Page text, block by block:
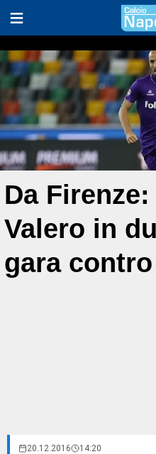
Da
Valero in
gara
20.12.2016 14:20